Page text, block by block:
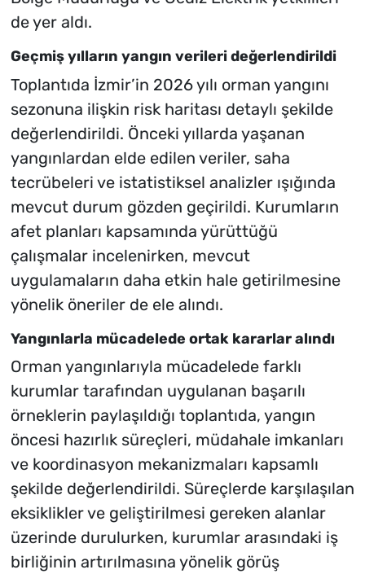
de yer aldı.
Geçmiş yılların yangın verileri değerlendirildi
Toplantıda İzmir’in 2026 yılı orman yangını
sezonuna ilişkin risk haritası detaylı şekilde
değerlendirildi. Önceki yıllarda yaşanan
yangınlardan elde edilen veriler, saha
tecrübeleri ve istatistiksel analizler ışığında
mevcut durum gözden geçirildi. Kurumların
afet planları kapsamında yürüttüğü
çalışmalar incelenirken, mevcut
uygulamaların daha etkin hale getirilmesine
yönelik öneriler de ele alındı.
Yangınlarla mücadelede ortak kararlar alındı
Orman yangınlarıyla mücadelede farklı
kurumlar tarafından uygulanan başarılı
örneklerin paylaşıldığı toplantıda, yangın
öncesi hazırlık süreçleri, müdahale imkanları
ve koordinasyon mekanizmaları kapsamlı
şekilde değerlendirildi. Süreçlerde karşılaşılan
eksiklikler ve geliştirilmesi gereken alanlar
üzerinde durulurken, kurumlar arasındaki iş
birliğinin artırılmasına yönelik görüş